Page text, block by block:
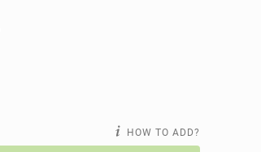
HOW TO ADD?